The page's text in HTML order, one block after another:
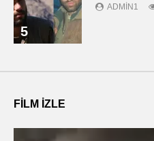
5
ADMIN1
FILM IZLE